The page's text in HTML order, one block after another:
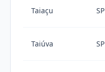
Taiaçu SP
Taiúva SP